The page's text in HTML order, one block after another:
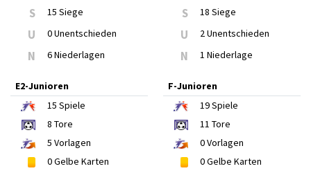
S 15 Siege
U 0 Unentschieden
N 6 Niederlagen
S 18 Siege
U 2 Unentschieden
N 1 Niederlage
E2-Junioren
15 Spiele
8 Tore
5 Vorlagen
0Gelbe Karten
F-Junioren
19Spiele
11 Tore
0Vorlagen
0Gelbe Karten